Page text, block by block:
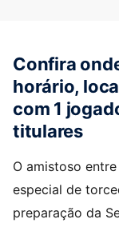
Confira
horário,
com 1
titulares
O amistoso entre
especial de
preparação da